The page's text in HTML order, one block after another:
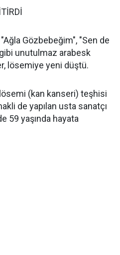
Gözbebeğim", "Sen de
unutulmaz arabesk
lösemiye yeni düştü.
(kan kanseri) teşhisi
de yapılan usta sanatçı
59 yaşında hayata